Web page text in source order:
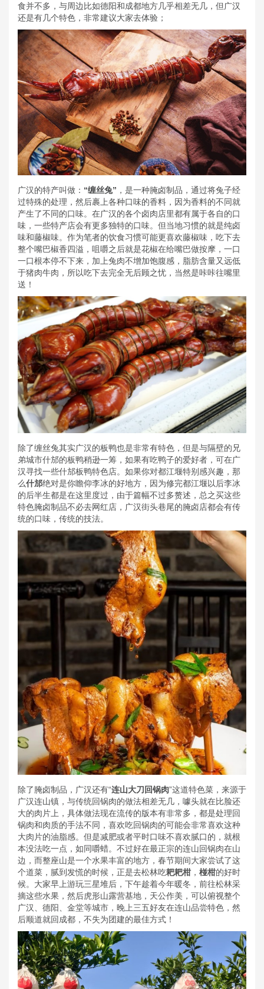
食并不多，与周边比如德阳和成都地方几乎相差无几，但广汉
还是有几个特色，非常建议大家去体验；
广汉的特产叫做： “缠丝兔” ，是一种腌卤制品，通过将兔子经
过特殊的处理，然后裹上各种口味的香料，因为香料的不同就
产生了不同的口味。在广汉的各个卤肉店里都有属于各自的口
味，一些特产店会有更多独特的口味。但当地习惯的就是纯卤
味和藤椒味。作为笔者的饮食习惯可能更喜欢藤椒味，吃下去
整个嘴巴椒香四溢，咀嚼之后就是花椒在给嘴巴做按摩，一口
一口根本停不下来，加上兔肉不增加饱腹感，脂肪含量又远低
于猪肉牛肉，所以吃下去完全无后顾之忧，当然是咔咔往嘴里
送！
除了缠丝兔其实广汉的板鸭也是非常有特色，但是与隔壁的兄
弟城市什邡的板鸭稍逊一筹，如果有吃鸭子的爱好者，可在广
汉寻找一些什邡板鸭特色店。如果你对都江堰特别感兴趣，那
么什邡绝对是你瞻仰李冰的好地方，因为修完都江堰以后李冰
的后半生都是在这里度过，由于篇幅不过多赘述，总之买这些
特色腌卤制品不必去网红店，广汉街头巷尾的腌卤店都会有传
统的口味，传统的技法。
除了腌卤制品，广汉还有“连山大刀回锅肉”这道特色菜，来源于
广汉连山镇，与传统回锅肉的做法相差无几，噱头就在比脸还
大的肉片上，具体做法现在流传的版本有非常多，都是处理回
锅肉和肉质的手法不同，喜欢吃回锅肉的可能会非常喜欢这种
大肉片的油脂感。但是减肥或者平时口味不喜欢腻口的，就根
本没法吃一点，如同嚼蜡。不过好在最正宗的连山回锅肉在山
边，而整座山是一个水果丰富的地方，春节期间大家尝试了这
个道菜，腻到发慌的时候，正是去松林吃耙耙柑 ， 椪柑的好时
候。大家早上游玩三星堆后，下午趁着今年暖冬，前往松林采
摘这些水果，然后虎形山露营基地，天公作美，可以俯视整个
广汉、德阳、金堂等城市，晚上三五好友在连山品尝特色，然
后顺道就回成都，不失为团建的最佳方式！